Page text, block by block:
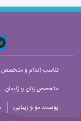
تناسب اندام و متخصص
متخصص زنان و زایمان
پوست، مو و زیبایی